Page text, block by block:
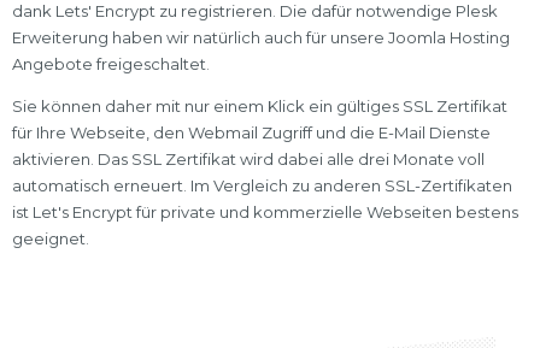
dank Lets' Encrypt zu registrieren. Die dafür notwendige Plesk
Erweiterung haben wir natürlich auch für unsere Joomla Hosting
Angebote freigeschaltet.
Sie können daher mit nur einem Klick ein gültiges SSL Zertifikat
für Ihre Webseite, den Webmail Zugriff und die E-Mail Dienste
aktivieren. Das SSL Zertifikat wird dabei alle drei Monate voll
automatisch erneuert. Im Vergleich zu anderen SSL-Zertifikaten
ist Let's Encrypt für private und kommerzielle Webseiten bestens
geeignet.